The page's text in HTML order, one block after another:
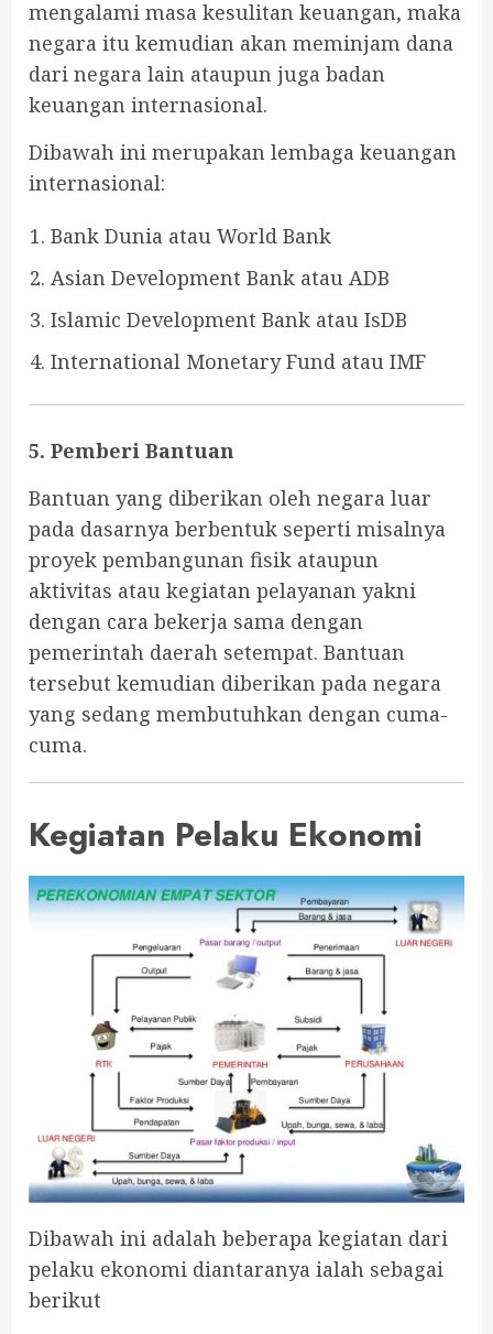
mengalami masa kesulitan keuangan, maka
negara itu kemudian akan meminjam dana
dari negara lain ataupun juga badan
keuangan internasional.
Dibawah ini merupakan lembaga keuangan
internasional:
Bank Dunia atau World Bank
Asian Development Bank atau ADB
Islamic Development Bank atau IsDB
International Monetary Fund atau IMF
5. Pemberi Bantuan
Bantuan yang diberikan oleh negara luar
pada dasarnya berbentuk seperti misalnya
proyek pembangunan fisik ataupun
aktivitas atau kegiatan pelayanan yakni
dengan cara bekerja sama dengan
pemerintah daerah setempat. Bantuan
tersebut kemudian diberikan pada negara
yang sedang membutuhkan dengan cuma-
cuma.
Kegiatan Pelaku Ekonomi
Dibawah ini adalah beberapa kegiatan dari
pelaku ekonomi diantaranya ialah sebagai
berikut